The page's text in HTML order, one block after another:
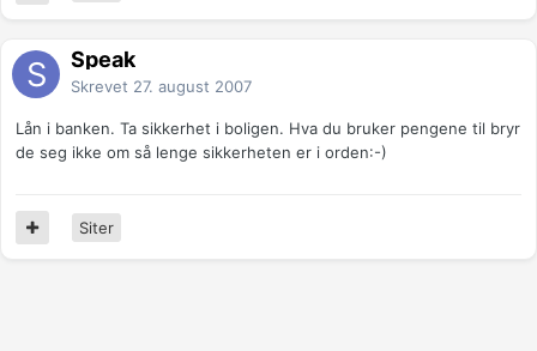
Speak
Skrevet 27. august 2007
Lån i banken. Ta sikkerhet i boligen. Hva du bruker pengene til bryr
de seg ikke om så lenge sikkerheten er i orden:-)
Siter